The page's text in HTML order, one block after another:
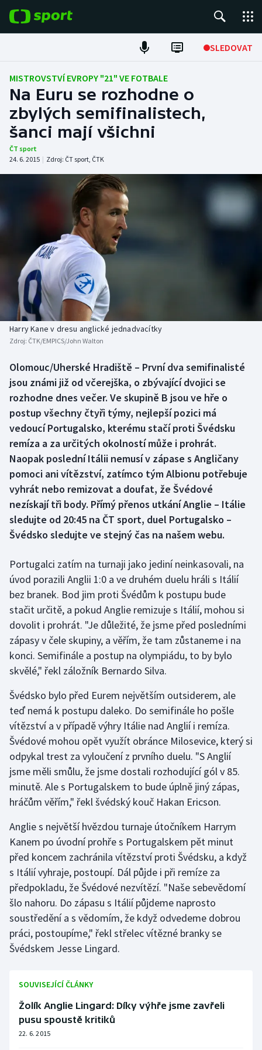
SLEDOVAT
Fotbal
Hokej
Tenis
Atletika
Americký fotbal
Baseball a softbal
Basketbal
Biatlon
Box
Curling
Dostihy
Florbal
Futsal
Golf
Házená
Jezdectví
Judo
Krasobruslení
Lezení
Lyže a snowboard
Motorsport
Olympijské hry
Parasport
Plavání
Plážový volejbal
Ragby
Rychlobruslení
Short track
Sportovní střelba
NEPŘEHLÉDNĚTE
Soutěže
Historické návraty
Aplikace ČT sport
MISTROVSTVÍ EVROPY "21" VE FOTBALE
Na Euru se rozhodne o
zbylých semifinalistech,
šanci mají všichni
ČT sport
24. 6. 2015 | Zdroj: ČT sport, ČTK
Harry Kane v dresu anglické jednadvacítky
Zdroj: ČTK/EMPICS/John Walton
Olomouc/Uherské Hradiště – První dva semifinalisté
jsou známi již od včerejška, o zbývající dvojici se
rozhodne dnes večer. Ve skupině B jsou ve hře o
postup všechny čtyři týmy, nejlepší pozici má
vedoucí Portugalsko, kterému stačí proti Švédsku
remíza a za určitých okolností může i prohrát.
Naopak poslední Itálii nemusí v zápase s Angličany
pomoci ani vítězství, zatímco tým Albionu potřebuje
vyhrát nebo remizovat a doufat, že Švédové
nezískají tři body. Přímý přenos utkání Anglie – Itálie
sledujte od 20:45 na ČT sport, duel Portugalsko –
Švédsko sledujte ve stejný čas na našem webu.
Portugalci zatím na turnaji jako jediní neinkasovali, na
úvod porazili Anglii 1:0 a ve druhém duelu hráli s Itálií
bez branek. Bod jim proti Švédům k postupu bude
stačit určitě, a pokud Anglie remizuje s Itálií, mohou si
dovolit i prohrát. "Je důležité, že jsme před posledními
zápasy v čele skupiny, a věřím, že tam zůstaneme i na
konci. Semifinále a postup na olympiádu, to by bylo
skvělé," řekl záložník Bernardo Silva.
Švédsko bylo před Eurem největším outsiderem, ale
teď nemá k postupu daleko. Do semifinále ho pošle
vítězství a v případě výhry Itálie nad Anglií i remíza.
Švédové mohou opět využít obránce Milosevice, který si
odpykal trest za vyloučení z prvního duelu. "S Anglií
jsme měli smůlu, že jsme dostali rozhodující gól v 85.
minutě. Ale s Portugalskem to bude úplně jiný zápas,
hráčům věřím," řekl švédský kouč Hakan Ericson.
Anglie s největší hvězdou turnaje útočníkem Harrym
Kanem po úvodní prohře s Portugalskem pět minut
před koncem zachránila vítězství proti Švédsku, a když
s Itálií vyhraje, postoupí. Dál půjde i při remíze za
předpokladu, že Švédové nezvítězí. "Naše sebevědomí
šlo nahoru. Do zápasu s Itálií půjdeme naprosto
soustředění a s vědomím, že když odvedeme dobrou
práci, postoupíme," řekl střelec vítězné branky se
Švédskem Jesse Lingard.
SOUVISEJÍCÍ ČLÁNKY
Žolík Anglie Lingard: Díky výhře jsme zavřeli
pusu spoustě kritiků
22. 6. 2015